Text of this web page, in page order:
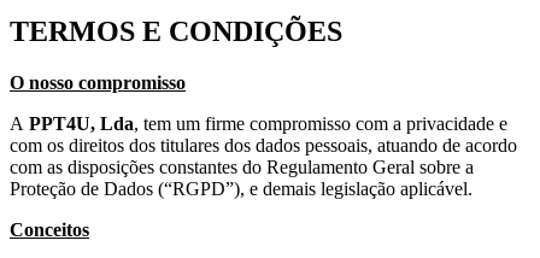
TERMOS E CONDIÇÕES
O nosso compromisso
A PPT4U, Lda, tem um firme compromisso com a privacidade e
com os direitos dos titulares dos dados pessoais, atuando de acordo
com as disposições constantes do Regulamento Geral sobre a
Proteção de Dados (“RGPD”), e demais legislação aplicável.
Conceitos